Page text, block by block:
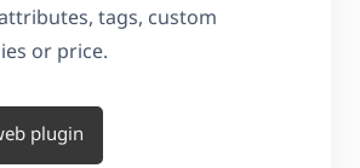
tags, custom
or price.
plugin